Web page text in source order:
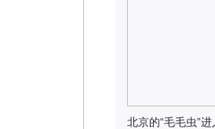
北京的“毛毛虫”